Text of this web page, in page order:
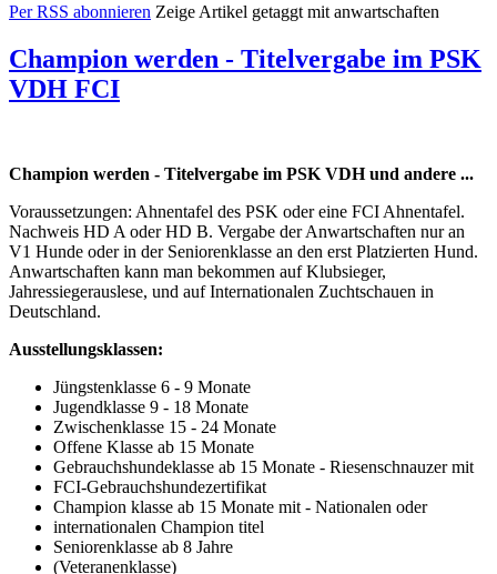
Per RSS abonnieren Zeige Artikel getaggt mit anwartschaften
Champion werden - Titelvergabe im PSK
VDH FCI
Champion werden - Titelvergabe im PSK VDH und andere ...
Voraussetzungen: Ahnentafel des PSK oder eine FCI Ahnentafel.
Nachweis HD A oder HD B. Vergabe der Anwartschaften nur an
V1 Hunde oder in der Seniorenklasse an den erst Platzierten Hund.
Anwartschaften kann man bekommen auf Klubsieger,
Jahressiegerauslese, und auf Internationalen Zuchtschauen in
Deutschland.
Ausstellungsklassen:
Jüngstenklasse 6 - 9 Monate
Jugendklasse 9 - 18 Monate
Zwischenklasse 15 - 24 Monate
Offene Klasse ab 15 Monate
Gebrauchshundeklasse ab 15 Monate - Riesenschnauzer mit
FCI-Gebrauchshundezertifikat
Champion klasse ab 15 Monate mit - Nationalen oder
internationalen Champion titel
Seniorenklasse ab 8 Jahre
(Veteranenklasse)